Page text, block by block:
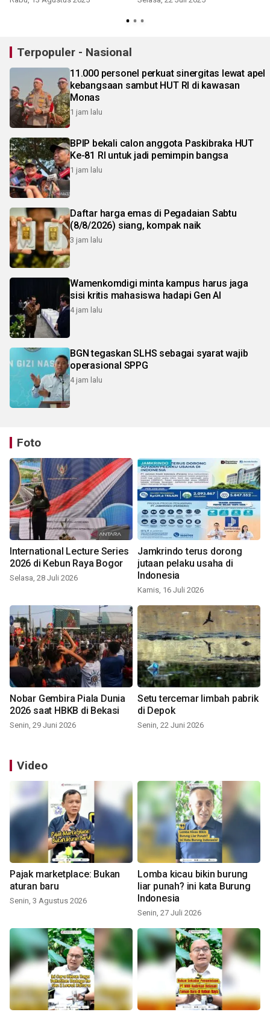
Terpopuler - Nasional
11.000 personel perkuat sinergitas lewat apel
kebangsaan sambut HUT RI di kawasan
Monas
1 jam lalu
BPIP bekali calon anggota Paskibraka HUT
Ke-81 RI untuk jadi pemimpin bangsa
1 jam lalu
Daftar harga emas di Pegadaian Sabtu
(8/8/2026) siang, kompak naik
3 jam lalu
Wamenkomdigi minta kampus harus jaga
sisi kritis mahasiswa hadapi Gen AI
4 jam lalu
BGN tegaskan SLHS sebagai syarat wajib
operasional SPPG
4 jam lalu
Foto
International Lecture Series
2026 di Kebun Raya Bogor
Selasa, 28 Juli 2026
Jamkrindo terus dorong
jutaan pelaku usaha di
Indonesia
Kamis, 16 Juli 2026
Nobar Gembira Piala Dunia
2026 saat HBKB di Bekasi
Senin, 29 Juni 2026
Setu tercemar limbah pabrik
di Depok
Senin, 22 Juni 2026
Video
Pajak marketplace: Bukan
aturan baru
Senin, 3 Agustus 2026
Lomba kicau bikin burung
liar punah? ini kata Burung
Indonesia
Senin, 27 Juli 2026